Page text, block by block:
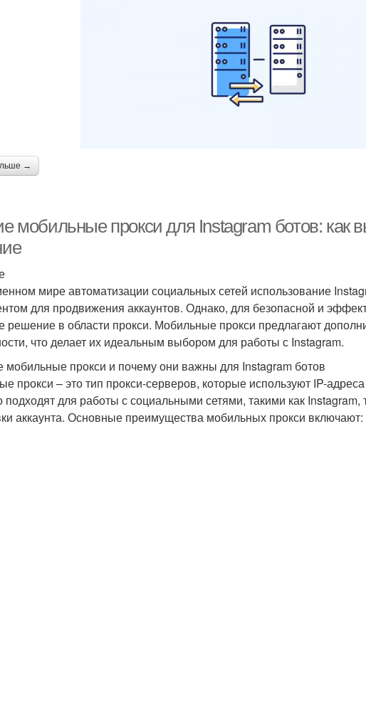
→
мобильные прокси для Instagram ботов: как
мире автоматизации социальных сетей использование
для продвижения аккаунтов. Однако, для безопасной и
решение в области прокси. Мобильные прокси предлагают
что делает их идеальным выбором для работы с Instagram.
мобильные прокси и почему они важны для Instagram ботов
прокси – это тип прокси-серверов, которые используют IP-
подходят для работы с социальными сетями, такими как Instagram,
аккаунта. Основные преимущества мобильных прокси включают: